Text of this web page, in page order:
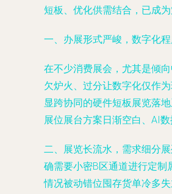
短板、优化供需结合，已成
一、办展形式严峻，数字化
在不少消费展会，尤其是倾
欠炉火、过分让数字化仅作
显跨协同的硬件短板展览落
展位展台方案日渐空白、AI
二、展览长流水，需求细分
确需要小密B区通道进行定
情况被动错位囤存货单冷多